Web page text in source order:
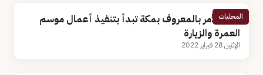
المحليات
هيئة الأمر بالمعروف بمكة تبدأ بتنفيذ أعمال موسم
العمرة والزيارة
الإثنين 28 فبراير 2022